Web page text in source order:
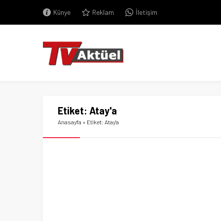
Künye Reklam İletişim
Etiket: Atay'a
Anasayfa » Etiket: Atay'a